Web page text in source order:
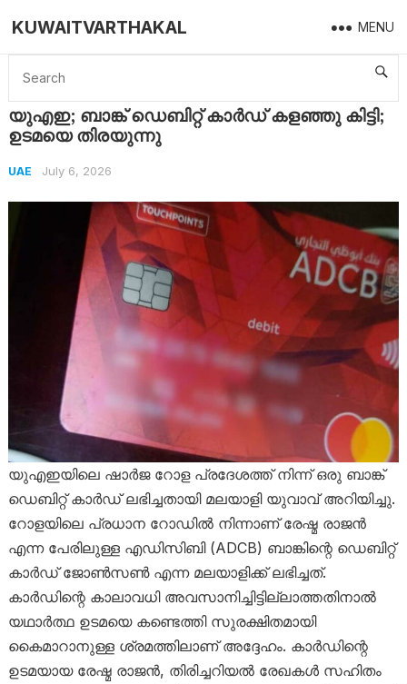
KUWAITVARTHAKAL MENU
Home UAE യുഎഇ; ബാങ്ക് ഡെബിറ്റ് കാർഡ് കളഞ്ഞു കിട്ടി; ഉടമയെ തിരയുന്നു
യുഎഇ; ബാങ്ക് ഡെബിറ്റ് കാർഡ് കളഞ്ഞു കിട്ടി;
ഉടമയെ തിരയുന്നു
UAE July 6, 2026
യുഎഇയിലെ ഷാർജ റോള പ്രദേശത്ത് നിന്ന് ഒരു ബാങ്ക്
ഡെബിറ്റ് കാർഡ് ലഭിച്ചതായി മലയാളി യുവാവ് അറിയിച്ചു.
റോളയിലെ പ്രധാന റോഡിൽ നിന്നാണ് രേഷ്മ രാജൻ
എന്ന പേരിലുള്ള എഡിസിബി (ADCB) ബാങ്കിന്റെ ഡെബിറ്റ്
കാർഡ് ജോൺസൺ എന്ന മലയാളിക്ക് ലഭിച്ചത്.
കാർഡിന്റെ കാലാവധി അവസാനിച്ചിട്ടില്ലാത്തതിനാൽ
യഥാർത്ഥ ഉടമയെ കണ്ടെത്തി സുരക്ഷിതമായി
കൈമാറാനുള്ള ശ്രമത്തിലാണ് അദ്ദേഹം. കാർഡിന്റെ
ഉടമയായ രേഷ്മ രാജൻ, തിരിച്ചറിയൽ രേഖകൾ സഹിതം